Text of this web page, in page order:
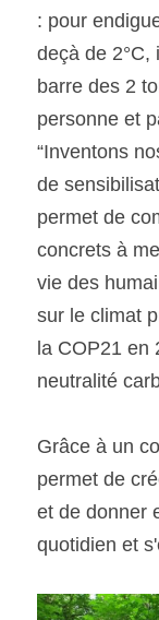
: pour
deçà de 2°C,
barre des 2
personne et
“Inventons
de
permet de
concrets à
vie des
sur le climat
la COP21 en
neutralité
Grâce à un
permet de
et de donner
quotidien et